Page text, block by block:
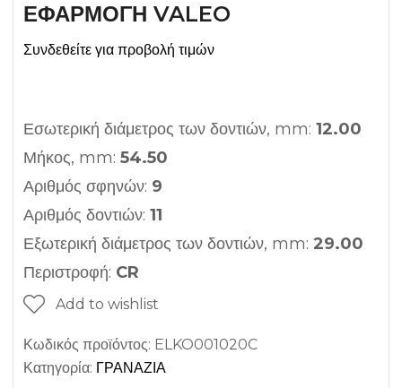
ΕΦΑΡΜΟΓΗ VALEO
Συνδεθείτε για προβολή τιμών
Εσωτερική διάμετρος των δοντιών, mm: 12.00
Μήκος, mm: 54.50
Αριθμός σφηνών: 9
Αριθμός δοντιών: 11
Εξωτερική διάμετρος των δοντιών, mm: 29.00
Περιστροφή: CR
Add to wishlist
Κωδικός προϊόντος: ELKO001020C
Κατηγορία: ΓΡΑΝΑΖΙΑ